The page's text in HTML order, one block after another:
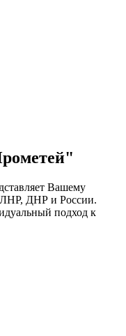
Вашему
ДНР и России.
подход к